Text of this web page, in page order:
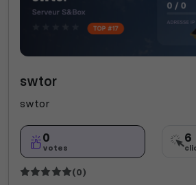
swtor
swtor
0
votes
6
(0)